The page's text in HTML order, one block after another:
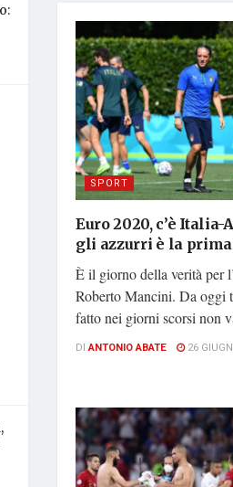
SPORT
Euro 2020, c’è Italia-
gli azzurri è la prima
È il giorno della verità per
Roberto Mancini. Da oggi
fatto nei giorni scorsi non
DI ANTONIO ABATE 26